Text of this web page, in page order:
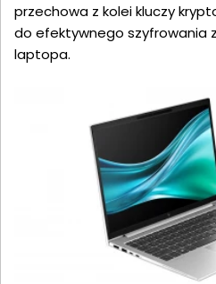
przechowa z kolei kluczy
do efektywnego szyfrowania
laptopa.